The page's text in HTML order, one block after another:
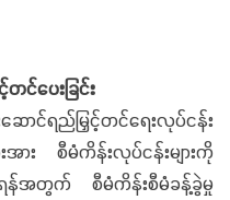
င်ပေးခြင်း
ာင်ရည်မြှင့်တင်ရေးလုပ်ငန်း
အား စီမံကိန်းလုပ်ငန်းများကို
င်ရန်အတွက် စီမံကိန်းစီမံခန့်ခွဲမှု